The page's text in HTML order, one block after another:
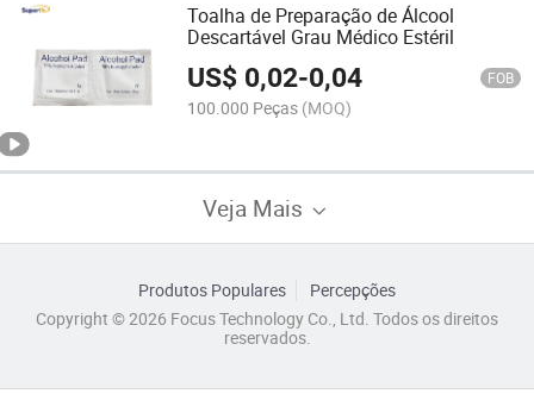
Toalha de Preparação de Álcool
Descartável Grau Médico Estéril
US$ 0,02-0,04 FOB
100.000 Peças (MOQ)
Veja Mais
Produtos Populares
Percepções
Copyright © 2026 Focus Technology Co., Ltd. Todos os direitos
reservados.